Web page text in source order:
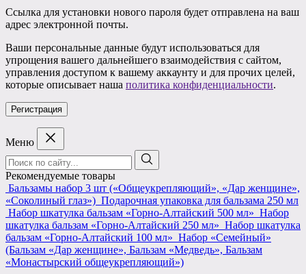
Ссылка для установки нового пароля будет отправлена ​​на ваш
адрес электронной почты.
Ваши персональные данные будут использоваться для
упрощения вашего дальнейшего взаимодействия с сайтом,
управления доступом к вашему аккаунту и для прочих целей,
которые описывает наша политика конфиденциальности.
Регистрация
Меню
Поиск:
Рекомендуемые товары
Бальзамы набор 3 шт («Общеукрепляющий», «Дар женщине»,
«Соколиный глаз») Подарочная упаковка для бальзама 250 мл
Набор шкатулка бальзам «Горно-Алтайский 500 мл» Набор
шкатулка бальзам «Горно-Алтайский 250 мл» Набор шкатулка
бальзам «Горно-Алтайский 100 мл» Набор «Семейный»
(Бальзам «Дар женщине», Бальзам «Медведь», Бальзам
«Монастырский общеукрепляющий»)